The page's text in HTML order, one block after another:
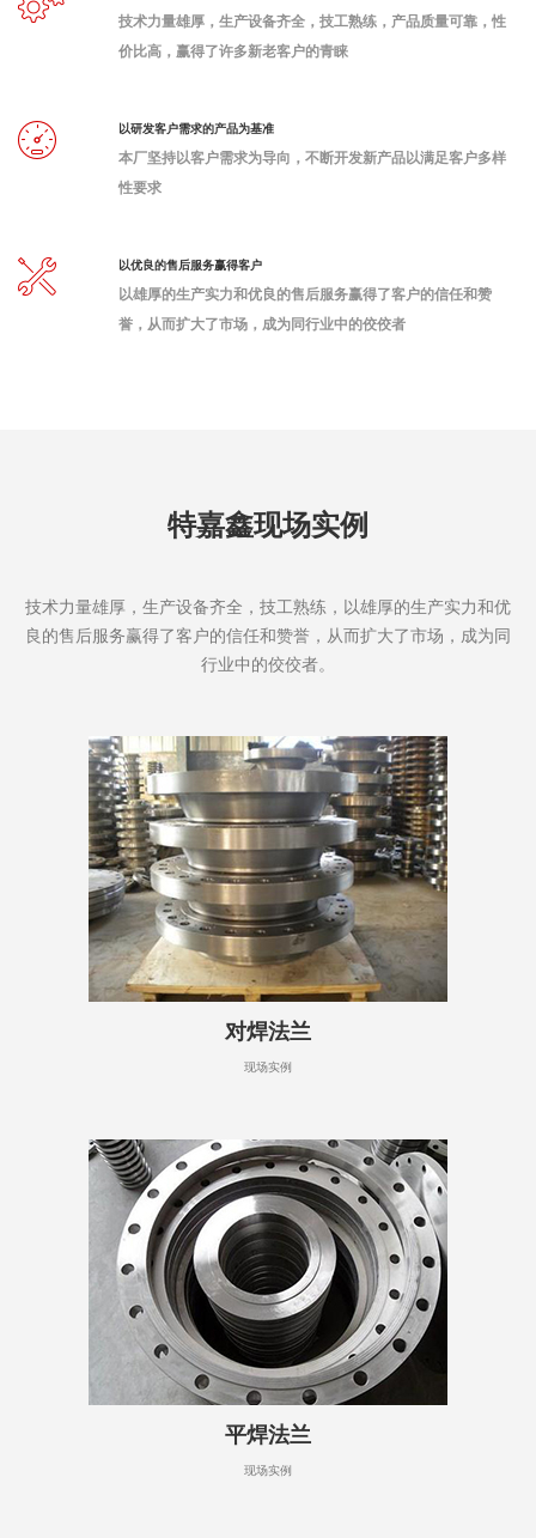
技术力量雄厚，生产设备齐全，技工熟练，产品质量可靠，性
价比高，赢得了许多新老客户的青睐
以研发客户需求的产品为基准
本厂坚持以客户需求为导向，不断开发新产品以满足客户多样
性要求
以优良的售后服务赢得客户
以雄厚的生产实力和优良的售后服务赢得了客户的信任和赞
誉，从而扩大了市场，成为同行业中的佼佼者
特嘉鑫现场实例
技术力量雄厚，生产设备齐全，技工熟练，以雄厚的生产实力和优
良的售后服务赢得了客户的信任和赞誉，从而扩大了市场，成为同
行业中的佼佼者。
对焊法兰
现场实例
平焊法兰
现场实例